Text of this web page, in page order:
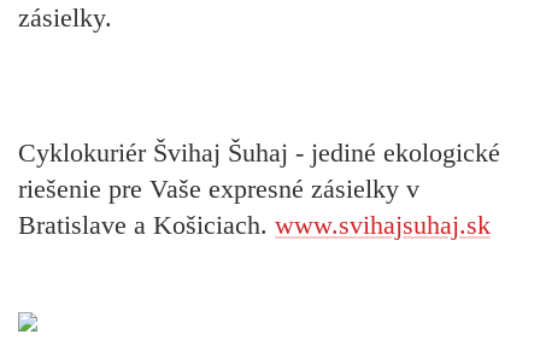
zásielky.
Cyklokuriér Švihaj Šuhaj - jediné ekologické
riešenie pre Vaše expresné zásielky v
Bratislave a Košiciach. www.svihajsuhaj.sk